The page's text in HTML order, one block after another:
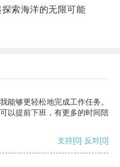
索海洋的无限可能
能够更轻松地完成工作任务。
以提前下班，有更多的时间陪
支持[0] 反对[0]